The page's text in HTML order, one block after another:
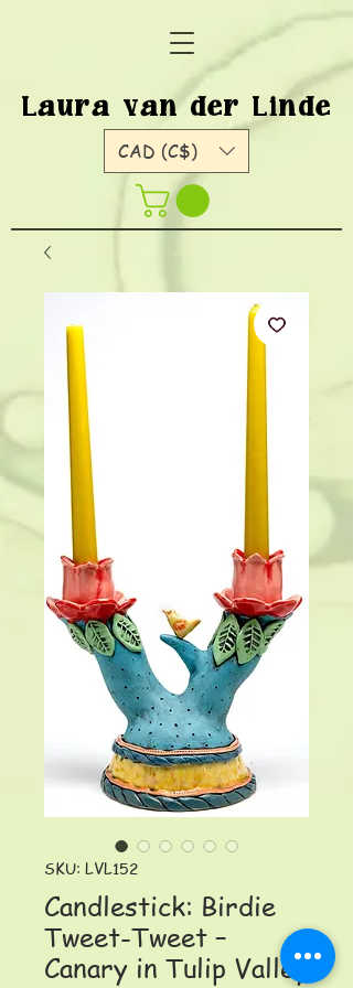
Laura van der Linde
CAD (C$)
SKU: LVL152
Candlestick: Birdie
Tweet-Tweet –
Canary in Tulip Valley